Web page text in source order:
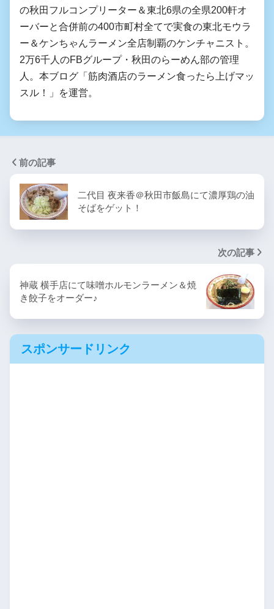
の秋田フルコンプリーター＆東北6県の全県200軒オ
ーバーと合併前の400市町村全てで実食の東北モウラ
ー＆ケンちゃんラーメン全店制覇のケンチャニスト。
2万6千人のFBグループ・秋田のらーめん部の管理
人。本ブログ「筋肉酒店のラーメン食ったら上げマッ
スル！」を運営。
前の記事
二代目 夜来香＠秋田市飯島にて濃厚鶏の油
そばをゲット！
次の記事
神蔵 横手店にて味噌ホルモンラーメン＆焼
き餃子をオーダー♪
スポンサードリンク